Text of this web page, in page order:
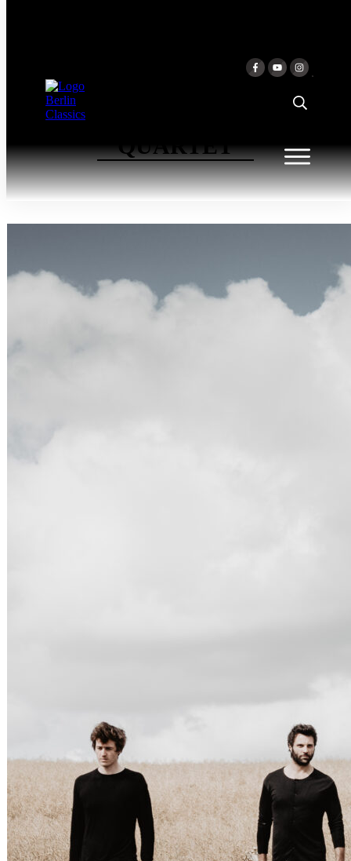
SIGNUM SAXOPHONE
QUARTET